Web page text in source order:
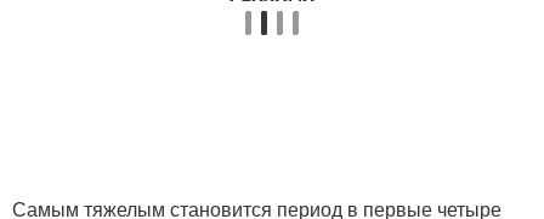
Самым тяжелым становится период в первые четыре